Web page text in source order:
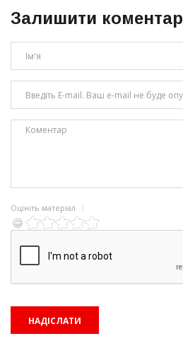
Залишити коментар
Оцініть матеріал